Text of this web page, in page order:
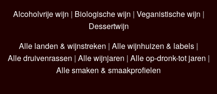
Alcoholvrije wijn | Biologische wijn | Veganistische wijn |
Dessertwijn
Alle landen & wijnstreken | Alle wijnhuizen & labels |
Alle druivenrassen | Alle wijnjaren | Alle op-dronk-tot jaren |
Alle smaken & smaakprofielen